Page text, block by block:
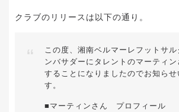
クラブのリリースは以下の通り。
この度、湘南ベルマーレフットサル
ンバサダーにタレントのマーティ
することになりましたのでお知らせ
す。
■マーティンさん プロフィール